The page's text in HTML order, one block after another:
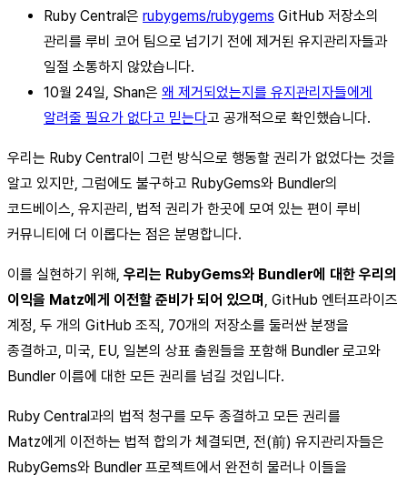
Ruby Central은 rubygems/rubygems GitHub 저장소의
관리를 루비 코어 팀으로 넘기기 전에 제거된 유지관리자들과
일절 소통하지 않았습니다.
10월 24일, Shan은 왜 제거되었는지를 유지관리자들에게
알려줄 필요가 없다고 믿는다고 공개적으로 확인했습니다.
우리는 Ruby Central이 그런 방식으로 행동할 권리가 없었다는 것을
알고 있지만, 그럼에도 불구하고 RubyGems와 Bundler의
코드베이스, 유지관리, 법적 권리가 한곳에 모여 있는 편이 루비
커뮤니티에 더 이롭다는 점은 분명합니다.
이를 실현하기 위해, 우리는 RubyGems와 Bundler에 대한 우리의
이익을 Matz에게 이전할 준비가 되어 있으며 , GitHub 엔터프라이즈
계정, 두 개의 GitHub 조직, 70개의 저장소를 둘러싼 분쟁을
종결하고, 미국, EU, 일본의 상표 출원들을 포함해 Bundler 로고와
Bundler 이름에 대한 모든 권리를 넘길 것입니다.
Ruby Central과의 법적 청구를 모두 종결하고 모든 권리를
Matz에게 이전하는 법적 합의가 체결되면, 전(前) 유지관리자들은
RubyGems와 Bundler 프로젝트에서 완전히 물러나 이들을